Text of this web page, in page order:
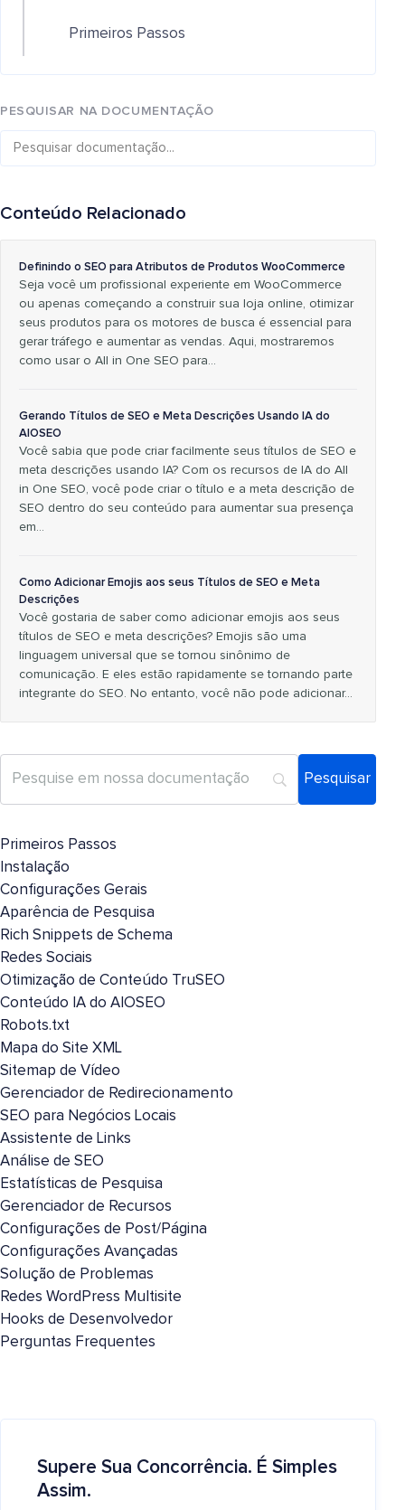
Primeiros Passos
PESQUISAR NA DOCUMENTAÇÃO
Conteúdo Relacionado
Definindo o SEO para Atributos de Produtos WooCommerce
Seja você um profissional experiente em WooCommerce
ou apenas começando a construir sua loja online, otimizar
seus produtos para os motores de busca é essencial para
gerar tráfego e aumentar as vendas. Aqui, mostraremos
como usar o All in One SEO para...
Gerando Títulos de SEO e Meta Descrições Usando IA do
AIOSEO
Você sabia que pode criar facilmente seus títulos de SEO e
meta descrições usando IA? Com os recursos de IA do All
in One SEO, você pode criar o título e a meta descrição de
SEO dentro do seu conteúdo para aumentar sua presença
em…
Como Adicionar Emojis aos seus Títulos de SEO e Meta
Descrições
Você gostaria de saber como adicionar emojis aos seus
títulos de SEO e meta descrições? Emojis são uma
linguagem universal que se tornou sinônimo de
comunicação. E eles estão rapidamente se tornando parte
integrante do SEO. No entanto, você não pode adicionar…
Primeiros Passos
Instalação
Configurações Gerais
Aparência de Pesquisa
Rich Snippets de Schema
Redes Sociais
Otimização de Conteúdo TruSEO
Conteúdo IA do AIOSEO
Robots.txt
Mapa do Site XML
Sitemap de Vídeo
Gerenciador de Redirecionamento
SEO para Negócios Locais
Assistente de Links
Análise de SEO
Estatísticas de Pesquisa
Gerenciador de Recursos
Configurações de Post/Página
Configurações Avançadas
Solução de Problemas
Redes WordPress Multisite
Hooks de Desenvolvedor
Perguntas Frequentes
Supere Sua Concorrência. É Simples
Assim.